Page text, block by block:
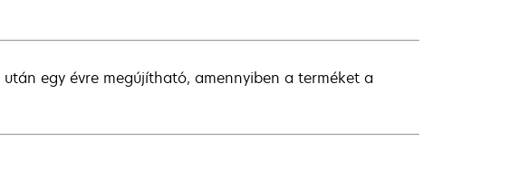
egy évre megújítható, amennyiben a terméket a